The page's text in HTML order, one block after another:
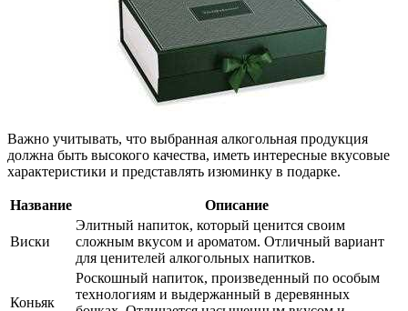
Важно учитывать, что выбранная алкогольная продукция
должна быть высокого качества, иметь интересные вкусовые
характеристики и представлять изюминку в подарке.
Название Описание
Виски
Элитный напиток, который ценится своим
сложным вкусом и ароматом. Отличный вариант
для ценителей алкогольных напитков.
Коньяк
Роскошный напиток, произведенный по особым
технологиям и выдержанный в деревянных